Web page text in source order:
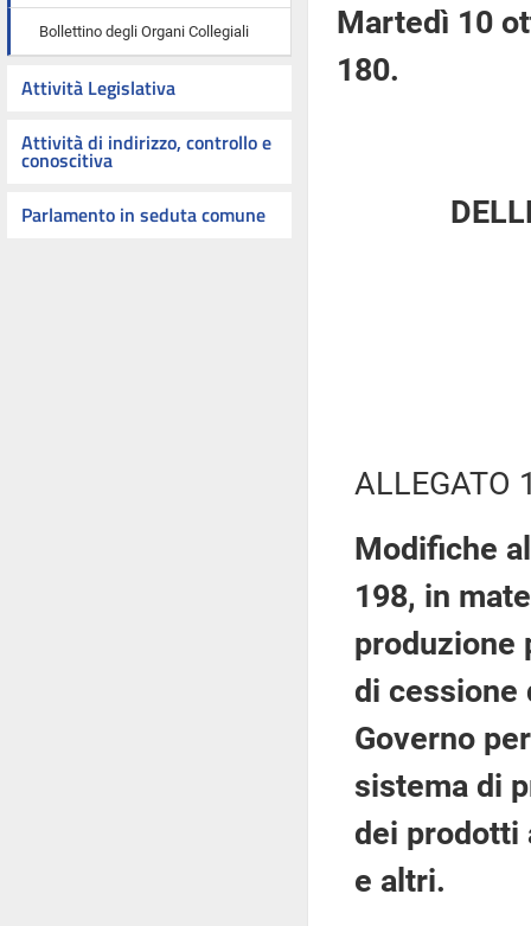
Bollettino degli Organi Collegiali
Attività Legislativa
Attività di indirizzo, controllo e
conoscitiva
Parlamento in seduta comune
Martedì 10
180.
ALLEGATO
Modifiche
198, in
produzione
di cessione
Governo
sistema di
dei prodotti
e altri.